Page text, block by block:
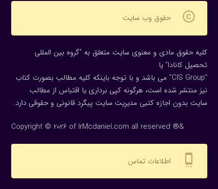
copyright حقوق وب سایت
کلیه حقوق مادی و معنوی سایت متعلق به “گروه بین المللی
تحصیل کانادا” یا
“CIS Group” می باشد و با توجه باینکه کلیه مطالب بصورت کتاب
نیز منتشر شده است، هرگونه كپی برداری یا اقتباس از مطالب
سایت بدون اجازه كتبی مدیریت سایت پیگرد قانونی و حقوقی دارد.
Copyright © 2026 of IrMcdaniel.com all reserved ®&
settings_cell اطلاعات تماس